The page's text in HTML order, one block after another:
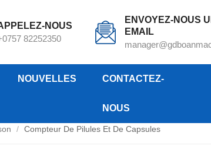
NOUS
82252350
ENVOYEZ-NOUS
EMAIL
NOUVELLES CONTACTEZ-
NOUS
de pilules et de capsules
/ Compteur De Pilules Et De Capsules